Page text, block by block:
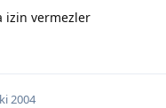
izin vermezler
2004